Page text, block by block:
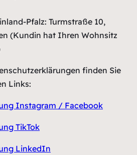
Pfalz: Turmstraße 10,
(Kundin hat Ihren Wohnsitz
finden Sie
Links:
Instagram / Facebook
TikTok
LinkedIn